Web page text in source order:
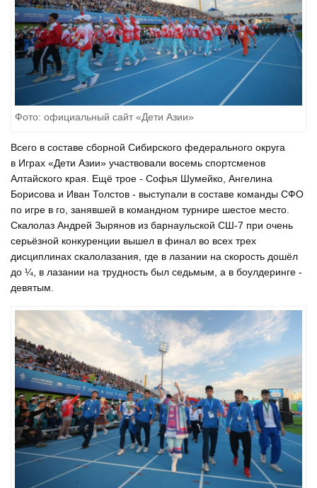
Фото: официальный сайт «Дети Азии»
Всего в составе сборной Сибирского федерального округа
в Играх «Дети Азии» участвовали восемь спортсменов
Алтайского края. Ещё трое - Софья Шумейко, Ангелина
Борисова и Иван Толстов - выступали в составе команды СФО
по игре в го, занявшей в командном турнире шестое место.
Скалолаз Андрей Зырянов из барнаульской СШ-7 при очень
серьёзной конкуренции вышел в финал во всех трех
дисциплинах скалолазания, где в лазании на скорость дошёл
до ¼, в лазании на трудность был седьмым, а в боулдеринге -
девятым.